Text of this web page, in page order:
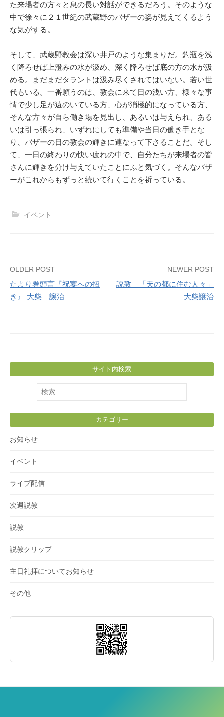
た来場者の方々と息の長い対話ができるだろう。そのような
中で徐々に２１世紀の武蔵野のバザーの姿が見えてくるよう
な気がする。
そして、武蔵野教会は深い井戸のような集まりだ。釣瓶を浅
く降ろせば上澄みの水が汲め、深く降ろせば底の方の水が汲
める。まだまだタラントは汲み尽くされてはいない。若い世
代もいる。一番願うのは、教会に来て日の浅い方、様々な事
情で少し足が遠のいている方、心が消極的になっている方、
そんな方々が自ら働き場を見出し、あるいは与えられ、ある
いは引っ張られ、いずれにしても準備や当日の働き手とな
り、バザーの日の教会の輝きに連なって下さることだ。そし
て、一日の終わりの快い疲れの中で、自分たちが来場者の皆
さんに輝きを分け与えていたことにふと気づく。そんなバザ
ーがこれからもずっと続いて行くことを祈っている。
イベント
Post
navigation
OLDER POST
たより巻頭言『祝宴への招
き』 大柴 譲治
NEWER POST
説教 「天の都に住む人々」
大柴譲治
サイト内検索
検
索:
カテゴリー
お知らせ
イベント
ライブ配信
次週説教
説教
説教クリップ
主日礼拝についてお知らせ
その他